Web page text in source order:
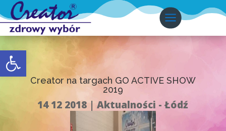
Otwórz pasek narzędzi
Creator na targach GO ACTIVE SHOW
2019
14 12 2018 Aktualności - Łódź